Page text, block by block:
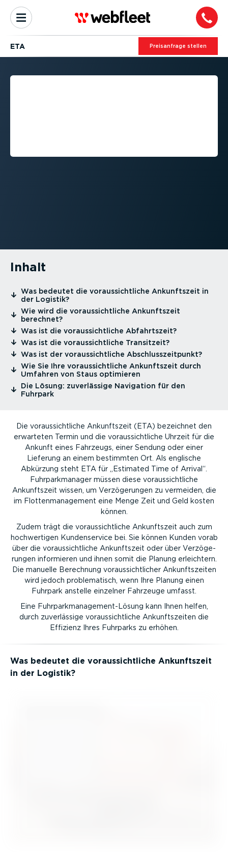
ETA Preis­an­frage stellen
ALLES WICHTIGE RUND UM
Inhalt
⁠Was bedeutet die voraus­sicht­liche Ankunftszeit in
der Logistik?
⁠Wie wird die voraus­sicht­liche Ankunftszeit
berechnet?
⁠Was ist die voraus­sicht­liche Abfahrtszeit?
⁠Was ist die voraus­sicht­liche Transitzeit?
⁠Was ist der voraus­sicht­liche Abschluss­zeit­punkt?
⁠Wie Sie Ihre voraus­sicht­liche Ankunftszeit durch
Umfahren von Staus optimieren
⁠Die Lösung: zuver­lässige Navigation für den
Fuhrpark
Die voraus­sicht­liche Ankunftszeit (ETA) bezeichnet den
erwarteten Termin und die voraus­sicht­liche Uhrzeit für die
Ankunft eines Fahrzeugs, einer Sendung oder einer
Lieferung an einem bestimmten Ort. Als englische
Abkürzung steht ETA für „Estimated Time of Arrival“.
Fuhrpark­ma­nager müssen diese voraus­sicht­liche
Ankunftszeit wissen, um Verzö­ge­rungen zu vermeiden, die
im Flotten­ma­nagement eine Menge Zeit und Geld kosten
können.
Zudem trägt die voraus­sicht­liche Ankunftszeit auch zum
hochwer­tigen Kunden­service bei. Sie können Kunden vorab
über die voraus­sicht­liche Ankunftszeit oder über Verzö­ge­
rungen informieren und ihnen somit die Planung erleichtern.
Die manuelle Berechnung voraus­sicht­licher Ankunfts­zeiten
wird jedoch proble­ma­tisch, wenn Ihre Planung einen
Fuhrpark anstelle einzelner Fahrzeuge umfasst.
Eine Fuhrpark­management-Lösung kann Ihnen helfen,
durch zuver­lässige voraus­sicht­liche Ankunfts­zeiten die
Effizienz Ihres Fuhrparks zu erhöhen.
Was bedeutet die voraus­sicht­liche Ankunftszeit
in der Logistik?